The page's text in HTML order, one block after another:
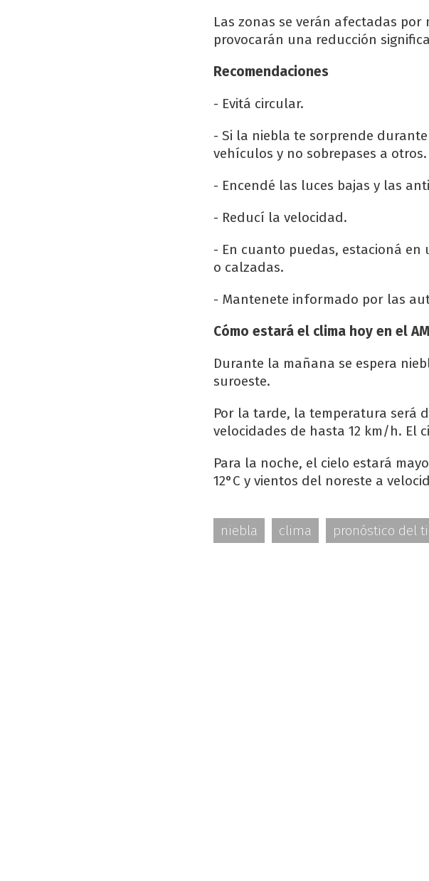
Las zonas se verán afectadas
provocarán una reducción
Recomendaciones
- Evitá circular.
- Si la niebla te sorprende
vehículos y no sobrepases a otros.
- Encendé las luces bajas y las
- Reducí la velocidad.
- En cuanto puedas, estacioná
o calzadas.
- Mantenete informado por las
Cómo estará el clima hoy en el
Durante la mañana se espera
suroeste.
Por la tarde, la temperatura será
velocidades de hasta 12 km/h. El
Para la noche, el cielo estará
12°C y vientos del noreste a
niebla clima pronóstico del